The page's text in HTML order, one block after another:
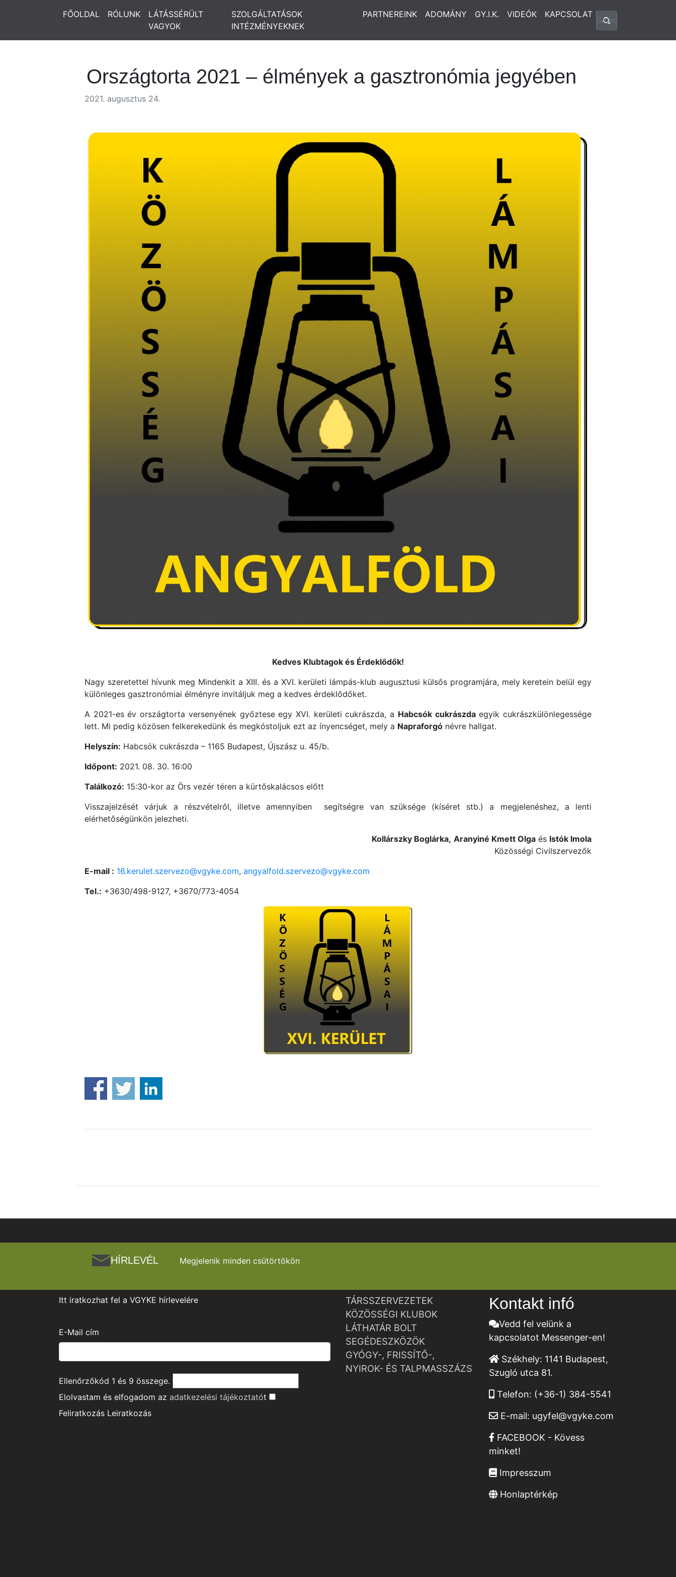
FŐOLDAL RÓLUNK
LÁTÁSSÉRÜLT
VAGYOK
SZOLGÁLTATÁSOK
INTÉZMÉNYEKNEK
PARTNEREINK ADOMÁNY GY.I.K. VIDEÓK KAPCSOLAT
Országtorta 2021 – élmények a gasztronómia jegyében
2021. augusztus 24.
Kedves Klubtagok és Érdeklődők!
Nagy szeretettel hívunk meg Mindenkit a XIII. és a XVI. kerületi lámpás-klub augusztusi külsős programjára, mely keretein belül egy
különleges gasztronómiai élményre invitáljuk meg a kedves érdeklődőket.
A 2021-es év országtorta versenyének győztese egy XVI. kerületi cukrászda, a Habcsók cukrászdaegyik cukrászkülönlegessége
lett. Mi pedig közösen felkerekedünk és megkóstoljuk ezt az ínyencséget, mely a Napraforgó névre hallgat.
Helyszín: Habcsók cukrászda – 1165 Budapest, Újszász u. 45/b.
Időpont: 2021. 08. 30. 16:00
Találkozó: 15:30-kor az Örs vezér téren a kürtőskalácsos előtt
Visszajelzését várjuk a részvételről, illetve amennyiben segítségre van szüksége (kíséret stb.) a megjelenéshez, a lenti
elérhetőségünkön jelezheti.
Kollárszky Boglárka, Aranyiné Kmett Olga és Istók Imola
Közösségi Civilszervezők
E-mail : 16.kerulet.szervezo@vgyke.com, angyalfold.szervezo@vgyke.com
Tel.: +3630/498-9127, +3670/773-4054
HÍRLEVÉL Megjelenik minden csütörtökön
Itt iratkozhat fel a VGYKE hírlevelére
E-Mail cím
Ellenőrzőkód 1 és 9 összege.
Elolvastam és elfogadom az adatkezelési tájékoztatót
Feliratkozás Leiratkozás
TÁRSSZERVEZETEK
KÖZÖSSÉGI KLUBOK
LÁTHATÁR BOLT
SEGÉDESZKÖZÖK
GYÓGY-, FRISSÍTŐ-,
NYIROK- ÉS TALPMASSZÁZS
Kontakt infó
Vedd fel velünk a
kapcsolatot Messenger-en!
Székhely: 1141 Budapest,
Szugló utca 81.
Telefon: (+36-1) 384-5541
E-mail: ugyfel@vgyke.com
FACEBOOK - Kövess
minket!
Impresszum
Honlaptérkép